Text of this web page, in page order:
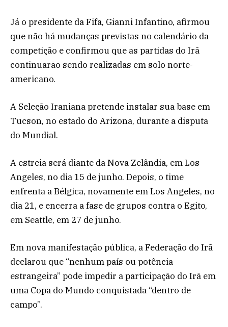
Já o presidente da Fifa, Gianni Infantino, afirmou
que não há mudanças previstas no calendário da
competição e confirmou que as partidas do Irã
continuarão sendo realizadas em solo norte-
americano.
A Seleção Iraniana pretende instalar sua base em
Tucson, no estado do Arizona, durante a disputa
do Mundial.
A estreia será diante da Nova Zelândia, em Los
Angeles, no dia 15 de junho. Depois, o time
enfrenta a Bélgica, novamente em Los Angeles, no
dia 21, e encerra a fase de grupos contra o Egito,
em Seattle, em 27 de junho.
Em nova manifestação pública, a Federação do Irã
declarou que “nenhum país ou potência
estrangeira” pode impedir a participação do Irã em
uma Copa do Mundo conquistada “dentro de
campo”.